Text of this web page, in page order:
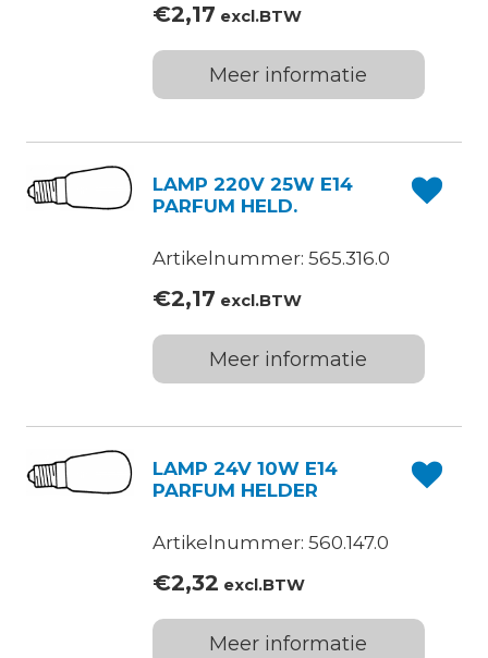
€2,17 excl.BTW
Meer informatie
LAMP 220V 25W E14
PARFUM HELD.
Artikelnummer: 565.316.0
€2,17 excl.BTW
Meer informatie
LAMP 24V 10W E14
PARFUM HELDER
Artikelnummer: 560.147.0
€2,32 excl.BTW
Meer informatie